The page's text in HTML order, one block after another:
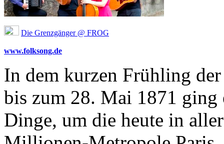
Die Grenzgänger @ FROG
www.folksong.de
In dem kurzen Frühling
bis zum 28. Mai 1871 ging
Dinge, um die heute in